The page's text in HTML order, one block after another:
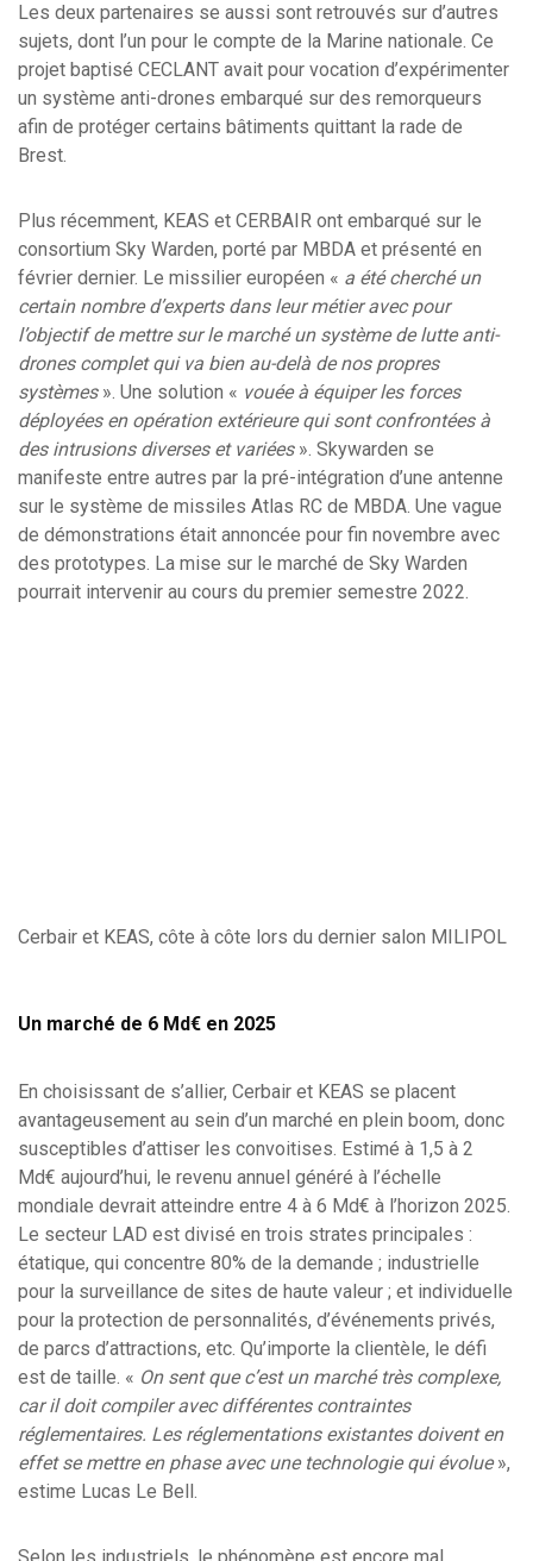
Les deux partenaires se aussi sont retrouvés sur d’autres
sujets, dont l’un pour le compte de la Marine nationale. Ce
projet baptisé CECLANT avait pour vocation d’expérimenter
un système anti-drones embarqué sur des remorqueurs
afin de protéger certains bâtiments quittant la rade de
Brest.
Plus récemment, KEAS et CERBAIR ont embarqué sur le
consortium Sky Warden, porté par MBDA et présenté en
février dernier. Le missilier européen « a été cherché un
certain nombre d’experts dans leur métier avec pour
l’objectif de mettre sur le marché un système de lutte anti-
drones complet qui va bien au-delà de nos propres
systèmes». Une solution « vouée à équiper les forces
déployées en opération extérieure qui sont confrontées à
des intrusions diverses et variées». Skywarden se
manifeste entre autres par la pré-intégration d’une antenne
sur le système de missiles Atlas RC de MBDA. Une vague
de démonstrations était annoncée pour fin novembre avec
des prototypes. La mise sur le marché de Sky Warden
pourrait intervenir au cours du premier semestre 2022.
Cerbair et KEAS, côte à côte lors du dernier salon MILIPOL
Un marché de 6 Md€ en 2025
En choisissant de s’allier, Cerbair et KEAS se placent
avantageusement au sein d’un marché en plein boom, donc
susceptibles d’attiser les convoitises. Estimé à 1,5 à 2
Md€ aujourd’hui, le revenu annuel généré à l’échelle
mondiale devrait atteindre entre 4 à 6 Md€ à l’horizon 2025.
Le secteur LAD est divisé en trois strates principales :
étatique, qui concentre 80% de la demande ; industrielle
pour la surveillance de sites de haute valeur ; et individuelle
pour la protection de personnalités, d’événements privés,
de parcs d’attractions, etc. Qu’importe la clientèle, le défi
est de taille. « On sent que c’est un marché très complexe,
car il doit compiler avec différentes contraintes
réglementaires. Les réglementations existantes doivent en
effet se mettre en phase avec une technologie qui évolue»,
estime Lucas Le Bell.
Selon les industriels, le phénomène est encore mal